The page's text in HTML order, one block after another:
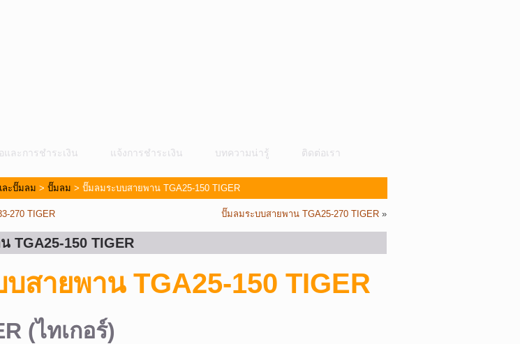
และการชำระเงิน แจ้งการชำระเงิน บทความน่ารู้ ติดต่อเรา
ละปั๊มลม > ปั๊มลม > ปั๊มลมระบบสายพาน TGA25-150 TIGER
270 TIGER ปั๊มลมระบบสายพาน TGA25-270 TIGER »
TGA25-150 TIGER
บสายพาน TGA25-150 TIGER
(ไทเกอร์)